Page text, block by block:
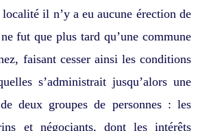
localité il n’y a eu aucune érection de
fut que plus tard qu’une commune
faisant cesser ainsi les conditions
s’administrait jusqu’alors une
deux groupes de personnes : les
et négociants, dont les intérêts